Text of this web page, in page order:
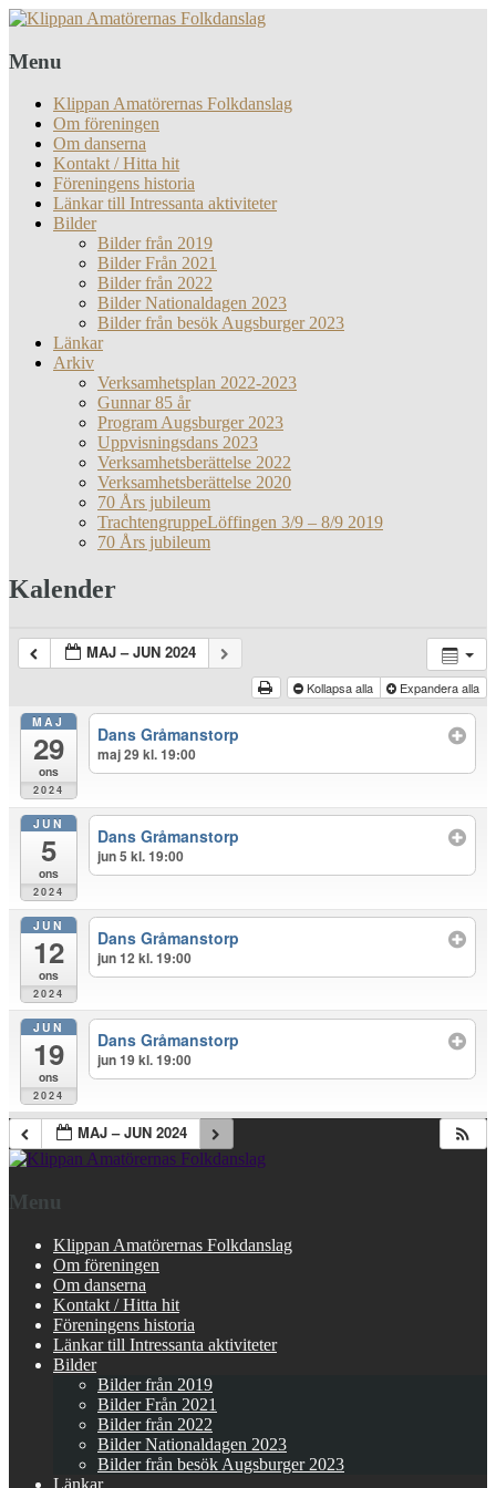
Menu
Klippan Amatörernas Folkdanslag
Om föreningen
Om danserna
Kontakt / Hitta hit
Föreningens historia
Länkar till Intressanta aktiviteter
Bilder
Bilder från 2019
Bilder Från 2021
Bilder från 2022
Bilder Nationaldagen 2023
Bilder från besök Augsburger 2023
Länkar
Arkiv
Verksamhetsplan 2022-2023
Gunnar 85 år
Program Augsburger 2023
Uppvisningsdans 2023
Verksamhetsberättelse 2022
Verksamhetsberättelse 2020
70 Års jubileum
TrachtengruppeLöffingen 3/9 – 8/9 2019
70 Års jubileum
Kalender
MAJ – JUN 2024
Kollapsa alla Expandera alla
MAJ
29
ons
2024
Dans Gråmanstorp
maj 29 kl. 19:00
JUN
5
ons
2024
Dans Gråmanstorp
jun 5 kl. 19:00
JUN
12
ons
2024
Dans Gråmanstorp
jun 12 kl. 19:00
JUN
19
ons
2024
Dans Gråmanstorp
jun 19 kl. 19:00
MAJ – JUN 2024
Menu
Klippan Amatörernas Folkdanslag
Om föreningen
Om danserna
Kontakt / Hitta hit
Föreningens historia
Länkar till Intressanta aktiviteter
Bilder
Bilder från 2019
Bilder Från 2021
Bilder från 2022
Bilder Nationaldagen 2023
Bilder från besök Augsburger 2023
Länkar